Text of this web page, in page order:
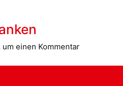
um einen Kommentar